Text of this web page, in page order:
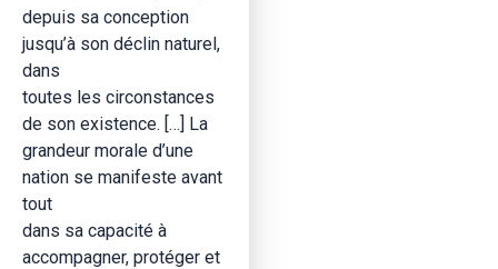
depuis sa conception
jusqu’à son déclin naturel,
dans
toutes les circonstances
de son existence. […] La
grandeur morale d’une
nation se manifeste avant
tout
dans sa capacité à
accompagner, protéger et